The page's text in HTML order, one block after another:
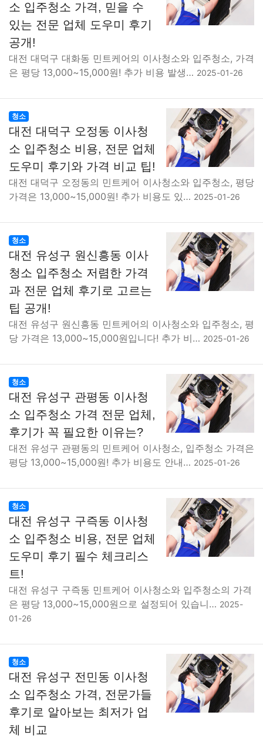
소 입주청소 가격, 믿을 수
있는 전문 업체 도우미 후기
공개!
대전 대덕구 대화동 민트케어의 이사청소와 입주청소, 가격
은 평당 13,000~15,000원! 추가 비용 발생… 2025-01-26
청소
대전 대덕구 오정동 이사청
소 입주청소 비용, 전문 업체
도우미 후기와 가격 비교 팁!
대전 대덕구 오정동의 민트케어 이사청소와 입주청소, 평당
가격은 13,000~15,000원! 추가 비용도 있… 2025-01-26
청소
대전 유성구 원신흥동 이사
청소 입주청소 저렴한 가격
과 전문 업체 후기로 고르는
팁 공개!
대전 유성구 원신흥동 민트케어의 이사청소와 입주청소, 평
당 가격은 13,000~15,000원입니다! 추가 비… 2025-01-26
청소
대전 유성구 관평동 이사청
소 입주청소 가격 전문 업체,
후기가 꼭 필요한 이유는?
대전 유성구 관평동의 민트케어 이사청소, 입주청소 가격은
평당 13,000~15,000원! 추가 비용도 안내… 2025-01-26
청소
대전 유성구 구즉동 이사청
소 입주청소 비용, 전문 업체
도우미 후기 필수 체크리스
트!
대전 유성구 구즉동 민트케어 이사청소와 입주청소의 가격
은 평당 13,000~15,000원으로 설정되어 있습니… 2025-
01-26
청소
대전 유성구 전민동 이사청
소 입주청소 가격, 전문가들
후기로 알아보는 최저가 업
체 비교